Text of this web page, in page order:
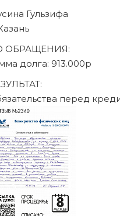
ДОЛГОВ
СЕГОДНЯ!
на консультацию